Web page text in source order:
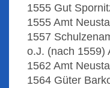
1555 Gut
1555 Amt
1557
o.J. (nach 1559)
1562 Amt
1564 Güter